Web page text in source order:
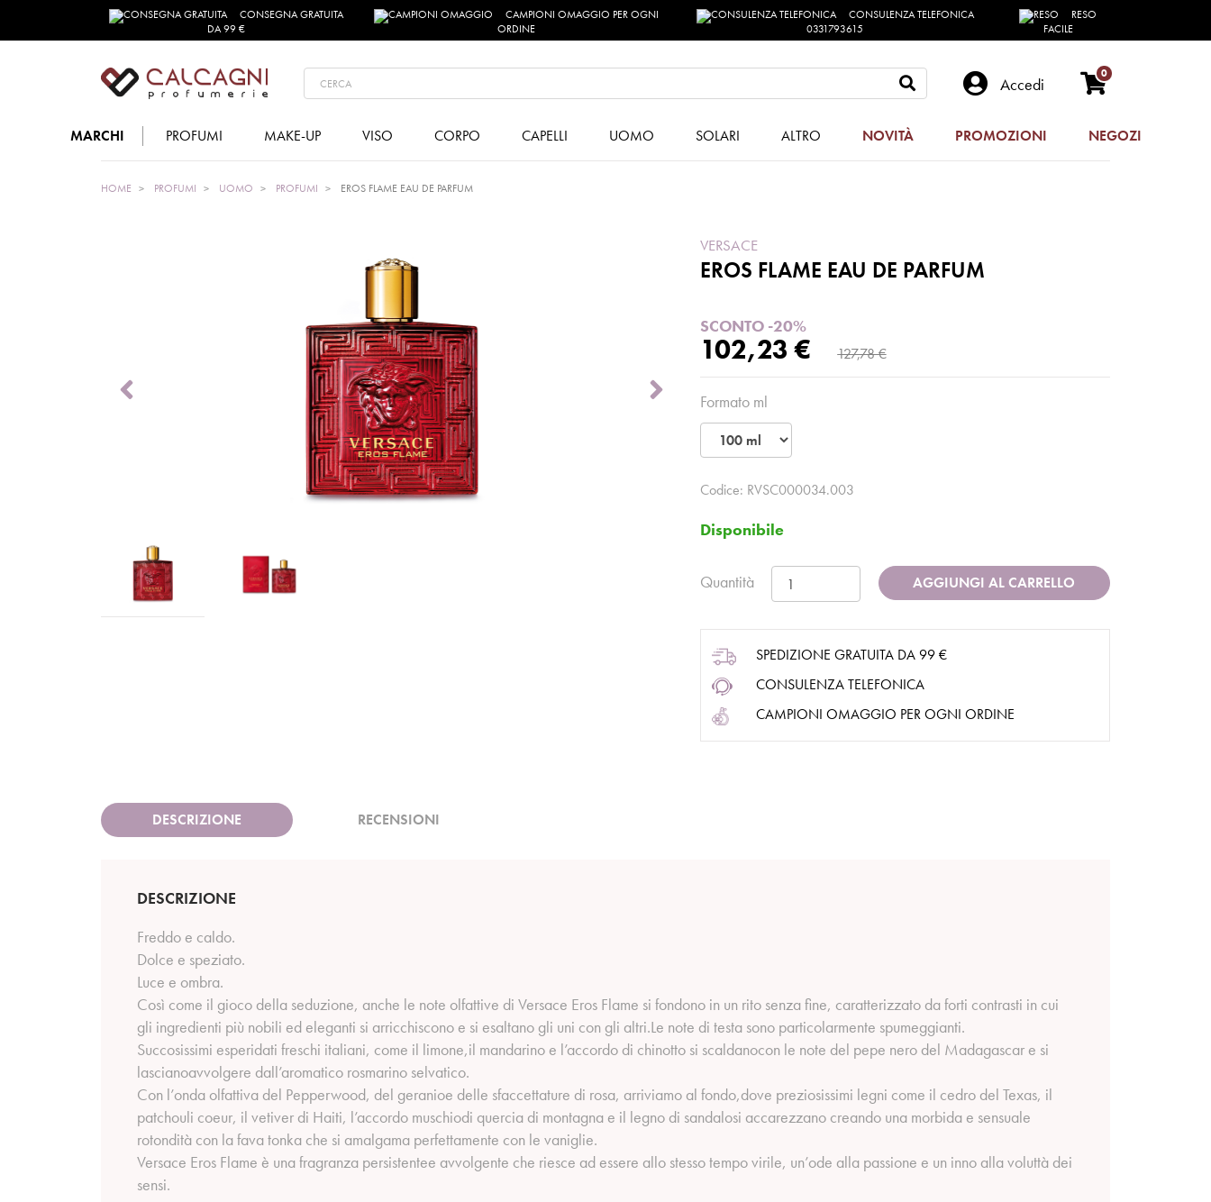
CONSEGNA GRATUITA
DA 99 €
CAMPIONI OMAGGIO PER OGNI
ORDINE
CONSULENZA TELEFONICA
0331793615
RESO
FACILE
Accedi
0
MARCHI PROFUMI MAKE-UP VISO CORPO CAPELLI UOMO SOLARI ALTRO NOVITÀ PROMOZIONI NEGOZI
HOME PROFUMI UOMO PROFUMI EROS FLAME EAU DE PARFUM
VERSACE
EROS FLAME EAU DE PARFUM
SCONTO -20%
102,23 € 127,78 €
Formato ml
Codice: RVSC000034.003
Disponibile
Quantità AGGIUNGI AL CARRELLO
SPEDIZIONE GRATUITA DA 99 €
CONSULENZA TELEFONICA
CAMPIONI OMAGGIO PER OGNI ORDINE
DESCRIZIONE RECENSIONI
DESCRIZIONE
Freddo e caldo.
Dolce e speziato.
Luce e ombra.
Così come il gioco della seduzione, anche le note olfattive di Versace Eros Flame si fondono in un rito senza fine, caratterizzato da forti contrasti in cui
gli ingredienti più nobili ed eleganti si arricchiscono e si esaltano gli uni con gli altri.Le note di testa sono particolarmente spumeggianti.
Succosissimi esperidati freschi italiani, come il limone,il mandarino e l’accordo di chinotto si scaldanocon le note del pepe nero del Madagascar e si
lascianoavvolgere dall’aromatico rosmarino selvatico.
Con l’onda olfattiva del Pepperwood, del geranioe delle sfaccettature di rosa, arriviamo al fondo,dove preziosissimi legni come il cedro del Texas, il
patchouli coeur, il vetiver di Haiti, l’accordo muschiodi quercia di montagna e il legno di sandalosi accarezzano creando una morbida e sensuale
rotondità con la fava tonka che si amalgama perfettamente con le vaniglie.
Versace Eros Flame è una fragranza persistentee avvolgente che riesce ad essere allo stesso tempo virile, un’ode alla passione e un inno alla voluttà dei
sensi.